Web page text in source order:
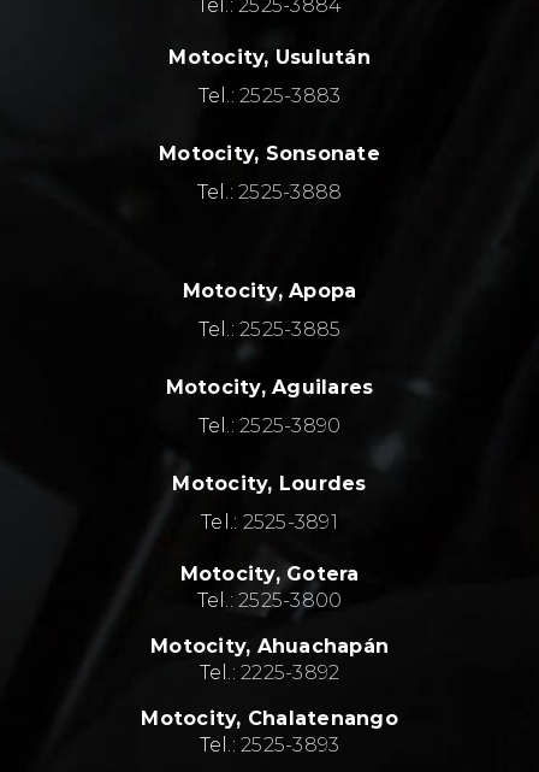
Tel.:2525-3884
Motocity, Usulután
Tel.:2525-3883
Motocity, Sonsonate
Tel.:2525-3888
Motocity, Apopa
Tel.:2525-3885
Motocity, Aguilares
Tel.:2525-3890
Motocity, Lourdes
Tel.: 2525-3891
Motocity, Gotera
Tel.:2525-3800
Motocity, Ahuachapán
Tel.:2225-3892
Motocity, Chalatenango
Tel.:2525-3893